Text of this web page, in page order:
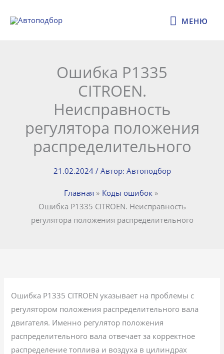
МЕНЮ
МЕНЮ
Ошибка P1335
CITROEN.
Неисправность
регулятора положения
распределительного
21.02.2024 / Автор: Автоподбор
Главная
Коды ошибок
Ошибка P1335 CITROEN. Неисправность
регулятора положения распределительного
Ошибка P1335 CITROEN указывает на проблемы с
регулятором положения распределительного вала
двигателя. Именно регулятор положения
распределительного вала отвечает за корректное
распределение топлива и воздуха в цилиндрах